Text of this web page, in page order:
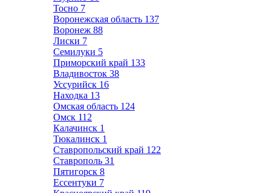
Тосно 7
Воронежская область 137
Воронеж 88
Лиски 7
Семилуки 5
Приморский край 133
Владивосток 38
Уссурийск 16
Находка 13
Омская область 124
Омск 112
Калачинск 1
Тюкалинск 1
Ставропольский край 122
Ставрополь 31
Пятигорск 8
Ессентуки 7